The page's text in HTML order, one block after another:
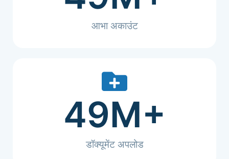
आभा अकाउंट
49M+
डॉक्यूमेंट अपलोड